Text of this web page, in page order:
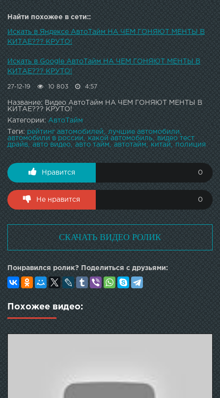
По вопросам рекламы, сотрудничества - mashor@ip.team
Найти похожее в сети::
Искать в Яндексе АвтоТайм НА ЧЕМ ГОНЯЮТ МЕНТЫ В
КИТАЕ??? КРУТО!
Искать в Google АвтоТайм НА ЧЕМ ГОНЯЮТ МЕНТЫ В
КИТАЕ??? КРУТО!
27-12-19 10 803 4:57
Название: Видео АвтоТайм НА ЧЕМ ГОНЯЮТ МЕНТЫ В
КИТАЕ??? КРУТО!
Категории:АвтоТайм
Теги:рейтинг автомобилей
лучшие автомобили
автомобили в россии
какой автомобиль
видео тест
драйв
авто видео авто тайм автотайм китай полиция
Нравится 0
Не нравится 0
СКАЧАТЬ ВИДЕО РОЛИК
Понравился ролик? Поделиться с друзьями:
Похожее видео: